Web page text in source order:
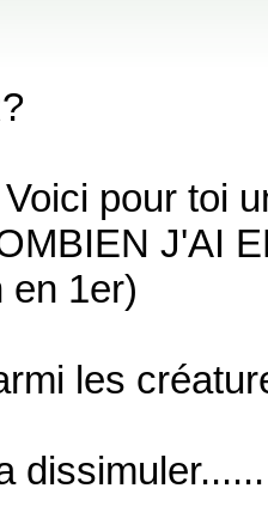
pour toi
J'AI
en 1er)
les